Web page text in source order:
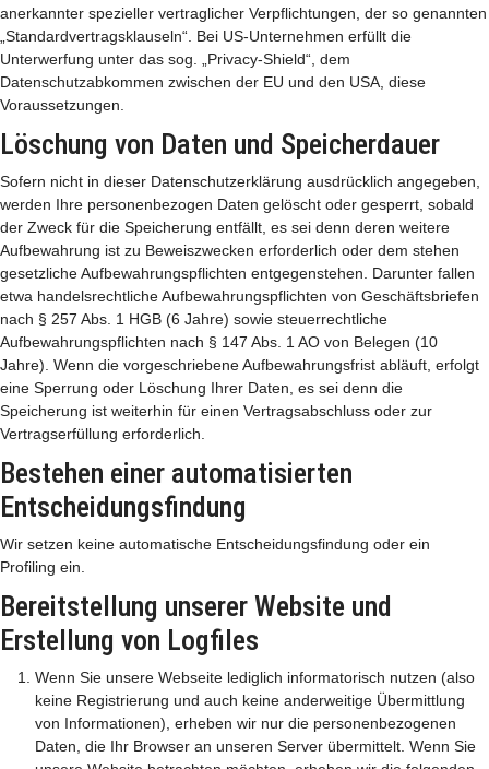
anerkannter spezieller vertraglicher Verpflichtungen, der so genannten
„Standardvertragsklauseln“. Bei US-Unternehmen erfüllt die
Unterwerfung unter das sog. „Privacy-Shield“, dem
Datenschutzabkommen zwischen der EU und den USA, diese
Voraussetzungen.
Löschung von Daten und Speicherdauer
Sofern nicht in dieser Datenschutzerklärung ausdrücklich angegeben,
werden Ihre personenbezogen Daten gelöscht oder gesperrt, sobald
der Zweck für die Speicherung entfällt, es sei denn deren weitere
Aufbewahrung ist zu Beweiszwecken erforderlich oder dem stehen
gesetzliche Aufbewahrungspflichten entgegenstehen. Darunter fallen
etwa handelsrechtliche Aufbewahrungspflichten von Geschäftsbriefen
nach § 257 Abs. 1 HGB (6 Jahre) sowie steuerrechtliche
Aufbewahrungspflichten nach § 147 Abs. 1 AO von Belegen (10
Jahre). Wenn die vorgeschriebene Aufbewahrungsfrist abläuft, erfolgt
eine Sperrung oder Löschung Ihrer Daten, es sei denn die
Speicherung ist weiterhin für einen Vertragsabschluss oder zur
Vertragserfüllung erforderlich.
Bestehen einer automatisierten
Entscheidungsfindung
Wir setzen keine automatische Entscheidungsfindung oder ein
Profiling ein.
Bereitstellung unserer Website und
Erstellung von Logfiles
Wenn Sie unsere Webseite lediglich informatorisch nutzen (also
keine Registrierung und auch keine anderweitige Übermittlung
von Informationen), erheben wir nur die personenbezogenen
Daten, die Ihr Browser an unseren Server übermittelt. Wenn Sie